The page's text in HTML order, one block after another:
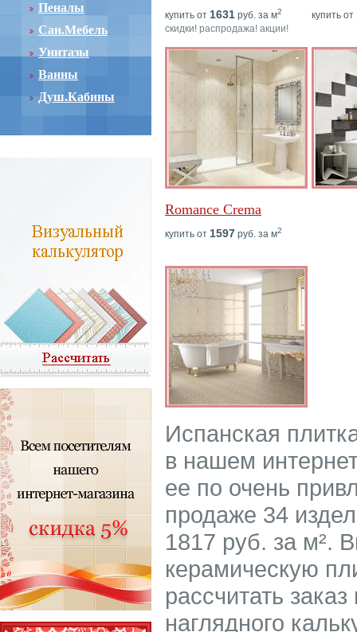
Пеналы
Сан.Мебель
Унитазы
Ванны
Душ.Кабины
купить от 1631 руб. за м2
скидки! распродажа! акции!
купить от
Romance Crema
купить от 1597 руб. за м2
Испанская
в нашем
ее по очень
продаже 34
1817 руб. за м².
керамическую
рассчитать
наглядного